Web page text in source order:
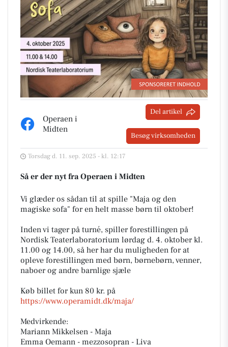
Operaen i
Midten
Del artikel
Besøg virksomheden
Torsdag d. 11. sep. 2025 - kl. 12:17
Så er der nyt fra Operaen i Midten
Vi glæder os sådan til at spille "Maja og den
magiske sofa" for en helt masse børn til oktober!
Inden vi tager på turné, spiller forestillingen på
Nordisk Teaterlaboratorium lørdag d. 4. oktober kl.
11.00 og 14.00, så her har du muligheden for at
opleve forestillingen med børn, børnebørn, venner,
naboer og andre barnlige sjæle
Køb billet for kun 80 kr. på
https://www.operamidt.dk/maja/
Medvirkende:
Mariann Mikkelsen - Maja
Emma Oemann - mezzosopran - Liva